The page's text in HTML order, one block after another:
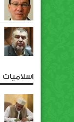
اسلاميات